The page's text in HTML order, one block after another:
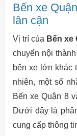
Bến xe
lân cận
Vị trí của Bến xe
chuyển nội
bến xe lớn khác
nhiên, một số
Bến xe Quận 8
Dưới đây là
cung cấp thông